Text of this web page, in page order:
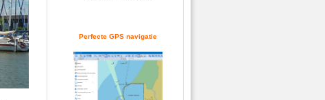
Perfecte GPS navigatie